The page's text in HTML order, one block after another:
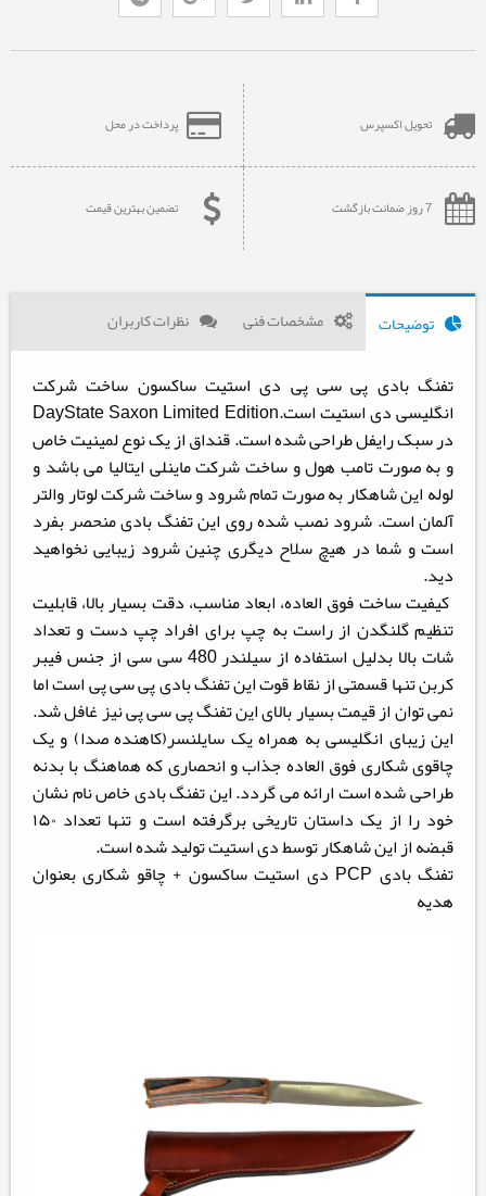
تحویل اکسپرس پرداخت در محل
7 روز ضمانت بازگشت تضمین بهترین قیمت
توضیحات مشخصات فنی نظرات کاربران
تفنگ بادی پی سی پی دی استیت ساکسون ساخت شرکت
انگلیسی دی استیت است.DayState Saxon Limited Edition
در سبک رایفل طراحی شده است. قنداق از یک نوع لمینیت خاص
و به صورت تامب هول و ساخت شرکت ماینلی ایتالیا می باشد و
لوله این شاهکار به صورت تمام شرود و ساخت شرکت لوتار والتر
آلمان است. شرود نصب شده روی این تفنگ بادی منحصر بفرد
است و شما در هیچ سلاح دیگری چنین شرود زیبایی نخواهید
دید.
کیفیت ساخت فوق العاده، ابعاد مناسب، دقت بسیار بالا، قابلیت
تنظیم گلنگدن از راست به چپ برای افراد چپ دست و تعداد
شات بالا بدلیل استفاده از سیلندر 480 سی سی از جنس فیبر
کربن تنها قسمتی از نقاط قوت این تفنگ بادی پی سی پی است اما
نمی توان از قیمت بسیار بالای این تفنگ پی سی پی نیز غافل شد.
این زیبای انگلیسی به همراه یک سایلنسر(کاهنده صدا) و یک
چاقوی شکاری فوق العاده جذاب و انحصاری که هماهنگ با بدنه
طراحی شده است ارائه می گردد. این تفنگ بادی خاص نام نشان
خود را از یک داستان تاریخی برگرفته است و تنها تعداد ۱۵۰
قبضه از این شاهکار توسط دی استیت تولید شده است.
تفنگ بادی PCP دی استیت ساکسون + چاقو شکاری بعنوان
هدیه